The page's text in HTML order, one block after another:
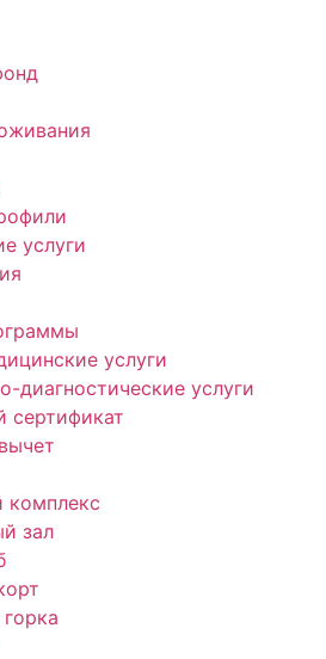
услуги
услуги
диагностические услуги
сертификат
комплекс
зал